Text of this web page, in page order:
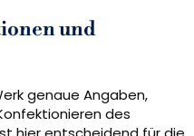
und
genaue Angaben,
des